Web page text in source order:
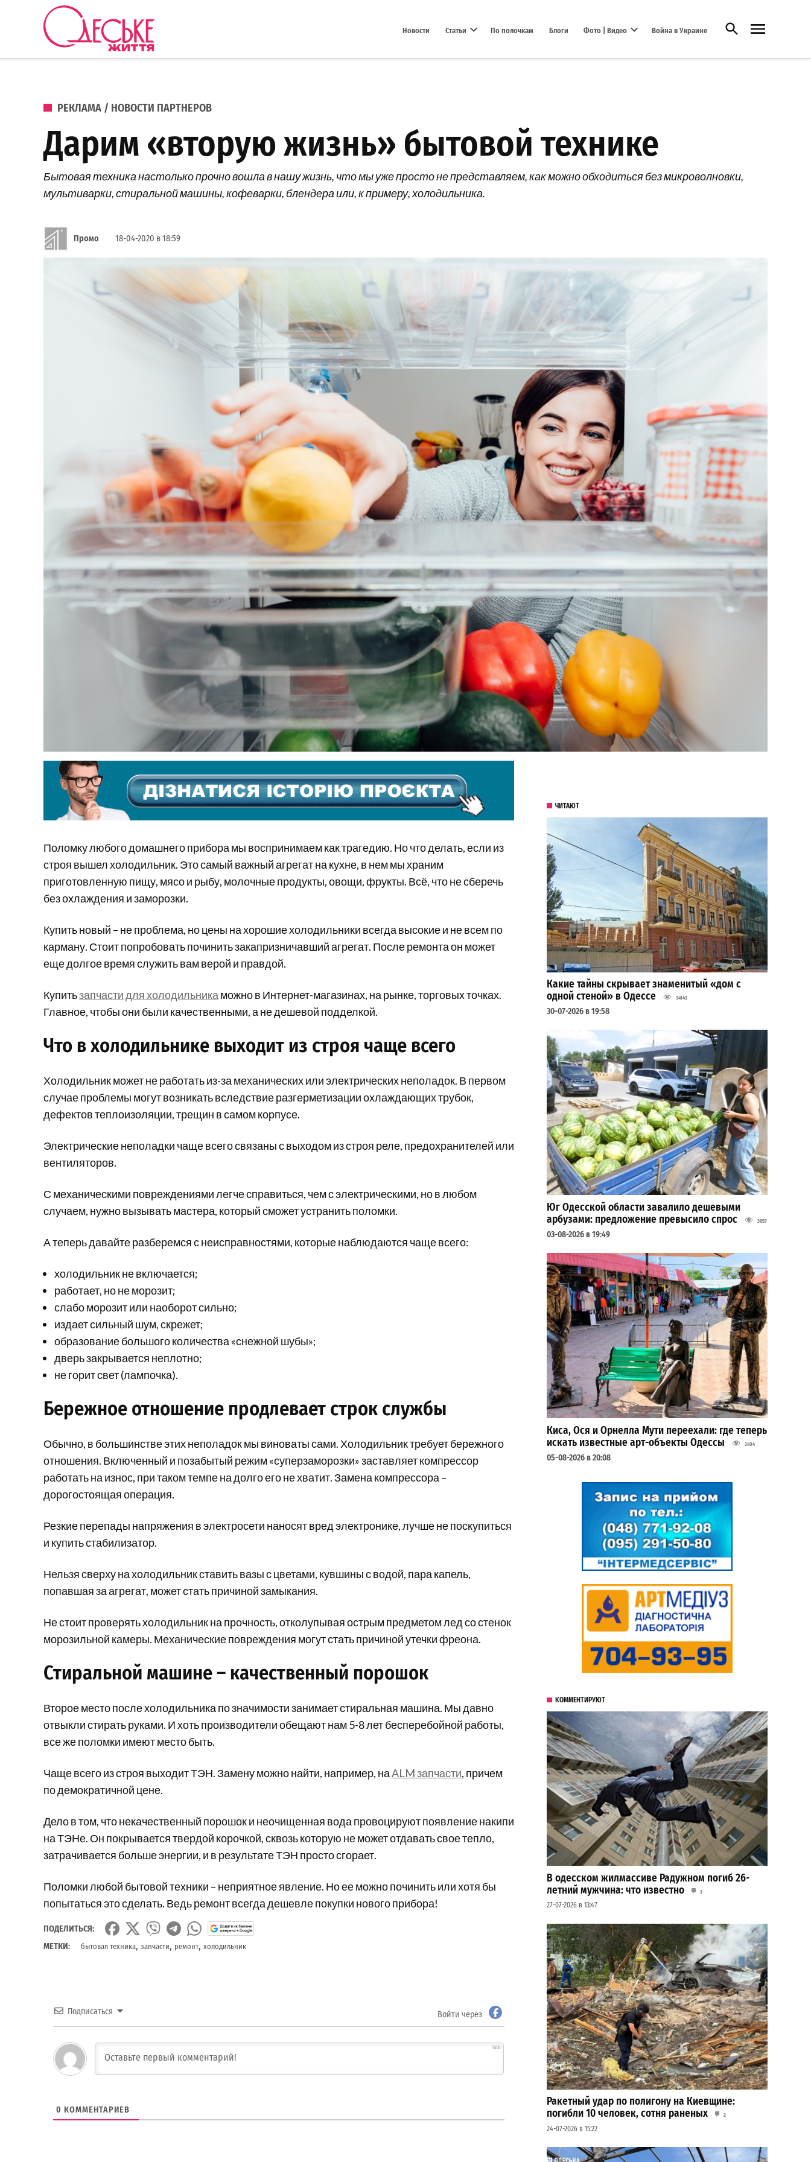
Перейти к содержанию
Новости Статьи По полочкам Блоги Фото | Видео Война в Украине Открыть поиск
ОПУБЛИКОВАНО В
РЕКЛАМА / НОВОСТИ ПАРТНЕРОВ
Дарим «вторую жизнь» бытовой технике
Бытовая техника настолько прочно вошла в нашу жизнь, что мы уже просто не представляем, как можно обходиться без микроволновки,
мультиварки, стиральной машины, кофеварки, блендера или, к примеру, холодильника.
Промо 18-04-2020 в 18:59
Поломку любого домашнего прибора мы воспринимаем как трагедию. Но что делать, если из
строя вышел холодильник. Это самый важный агрегат на кухне, в нем мы храним
приготовленную пищу, мясо и рыбу, молочные продукты, овощи, фрукты. Всё, что не сберечь
без охлаждения и заморозки.
Купить новый – не проблема, но цены на хорошие холодильники всегда высокие и не всем по
карману. Стоит попробовать починить закапризничавший агрегат. После ремонта он может
еще долгое время служить вам верой и правдой.
Купитьзапчасти для холодильника можно в Интернет-магазинах, на рынке, торговых точках.
Главное, чтобы они были качественными, а не дешевой подделкой.
Что в холодильнике выходит из строя чаще всего
Холодильник может не работать из-за механических или электрических неполадок. В первом
случае проблемы могут возникать вследствие разгерметизации охлаждающих трубок,
дефектов теплоизоляции, трещин в самом корпусе.
Электрические неполадки чаще всего связаны с выходом из строя реле, предохранителей или
вентиляторов.
С механическими повреждениями легче справиться, чем с электрическими, но в любом
случаем, нужно вызывать мастера, который сможет устранить поломки.
А теперь давайте разберемся с неисправностями, которые наблюдаются чаще всего:
холодильник не включается;
работает, но не морозит;
слабо морозит или наоборот сильно;
издает сильный шум, скрежет;
образование большого количества «снежной шубы»;
дверь закрывается неплотно;
не горит свет (лампочка).
Бережное отношение продлевает строк службы
Обычно, в большинстве этих неполадок мы виноваты сами. Холодильник требует бережного
отношения. Включенный и позабытый режим «суперзаморозки» заставляет компрессор
работать на износ, при таком темпе на долго его не хватит. Замена компрессора –
дорогостоящая операция.
Резкие перепады напряжения в электросети наносят вред электронике, лучше не поскупиться
и купить стабилизатор.
Нельзя сверху на холодильник ставить вазы с цветами, кувшины с водой, пара капель,
попавшая за агрегат, может стать причиной замыкания.
Не стоит проверять холодильник на прочность, отколупывая острым предметом лед со стенок
морозильной камеры. Механические повреждения могут стать причиной утечки фреона.
Стиральной машине – качественный порошок
Второе место после холодильника по значимости занимает стиральная машина. Мы давно
отвыкли стирать руками. И хоть производители обещают нам 5-8 лет бесперебойной работы,
все же поломки имеют место быть.
Чаще всего из строя выходит ТЭН. Замену можно найти, например, наALM запчасти, причем
по демократичной цене.
Дело в том, что некачественный порошок и неочищенная вода провоцируют появление накипи
на ТЭНе. Он покрывается твердой корочкой, сквозь которую не может отдавать свое тепло,
затрачивается больше энергии, и в результате ТЭН просто сгорает.
Поломки любой бытовой техники – неприятное явление. Но ее можно починить или хотя бы
попытаться это сделать. Ведь ремонт всегда дешевле покупки нового прибора!
ПОДЕЛИТЬСЯ:
МЕТКИ:
бытовая техника, запчасти, ремонт, холодильник
Подписаться Войти через
500
0 КОММЕНТАРИЕВ
ЧИТАЮТ
Какие тайны скрывает знаменитый «дом с
одной стеной» в Одессе
34143
30-07-2026 в 19:58
Юг Одесской области завалило дешевыми
арбузами: предложение превысило спрос
3657
03-08-2026 в 19:49
Киса, Ося и Орнелла Мути переехали: где теперь
искать известные арт-объекты Одессы
2404
05-08-2026 в 20:08
КОММЕНТИРУЮТ
В одесском жилмассиве Радужном погиб 26-
летний мужчина: что известно
3
27-07-2026 в 13:47
Ракетный удар по полигону на Киевщине:
погибли 10 человек, сотня раненых
2
24-07-2026 в 15:22